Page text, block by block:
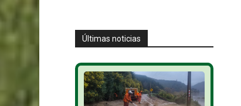
Últimas noticias